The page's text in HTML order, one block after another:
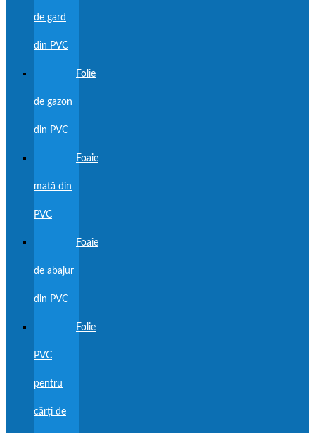
de gard
din PVC
Folie
de gazon
din PVC
Foaie
mată din
PVC
Foaie
de abajur
din PVC
Folie
PVC
pentru
cărți de